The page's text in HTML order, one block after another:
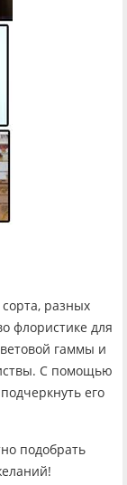
разных
флористике для
гаммы и
С помощью
его
подобрать